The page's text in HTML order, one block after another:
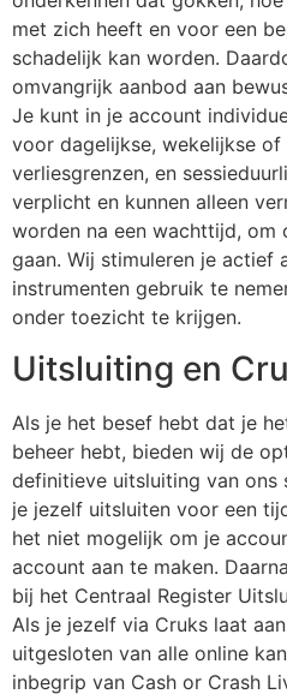
met zich heeft en voor een
schadelijk kan worden.
omvangrijk aanbod aan
Je kunt in je account
voor dagelijkse, wekelijkse
verliesgrenzen, en
verplicht en kunnen alleen
worden na een wachttijd, om
gaan. Wij stimuleren je actief
instrumenten gebruik te
onder toezicht te krijgen.
Uitsluiting en
Als je het besef hebt dat je
beheer hebt, bieden wij de
definitieve uitsluiting van ons
je jezelf uitsluiten voor een
het niet mogelijk om je
account aan te maken.
bij het Centraal Register
Als je jezelf via Cruks laat
uitgesloten van alle online
inbegrip van Cash or Crash